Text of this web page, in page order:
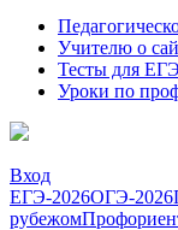
Учителю о
Тесты для
Уроки по
Вход
ЕГЭ-2026ОГЭ-2026
рубежом